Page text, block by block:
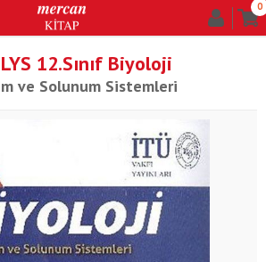
0
12.Sınıf Biyoloji
ve Solunum Sistemleri